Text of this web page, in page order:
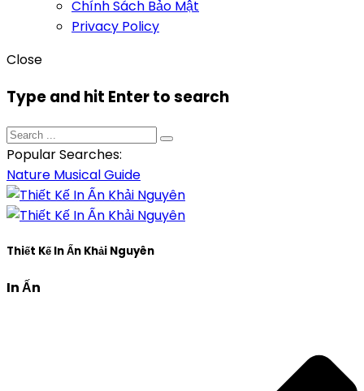
Chính Sách Bảo Mật
Privacy Policy
Close
Type and hit Enter to search
Popular Searches:
Nature MusicalGuide
Thiết Kế In Ấn Khải Nguyên
In Ấn